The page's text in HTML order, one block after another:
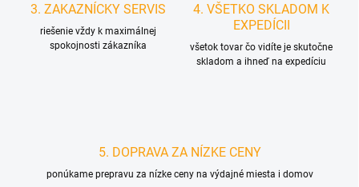
3. ZAKAZNÍCKY SERVIS
riešenie vždy k maximálnej
spokojnosti zákazníka
4. VŠETKO SKLADOM K
EXPEDÍCII
všetok tovar čo vidíte je skutočne
skladom a ihneď na expedíciu
5. DOPRAVA ZA NÍZKE CENY
ponúkame prepravu za nízke ceny na výdajné miesta i domov